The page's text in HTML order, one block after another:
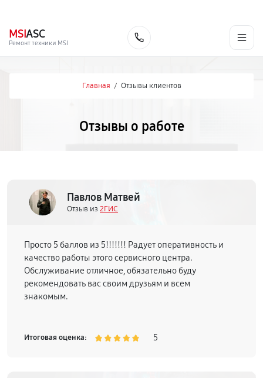
MSIASC
Ремонт техники MSI
Главная / Отзывы клиентов
Отзывы о работе
Павлов Матвей
Отзыв из 2ГИС
Просто 5 баллов из 5!!!!!!! Радует оперативность и
качество работы этого сервисного центра.
Обслуживание отличное, обязательно буду
рекомендовать вас своим друзьям и всем
знакомым.
Итоговая оценка: 5